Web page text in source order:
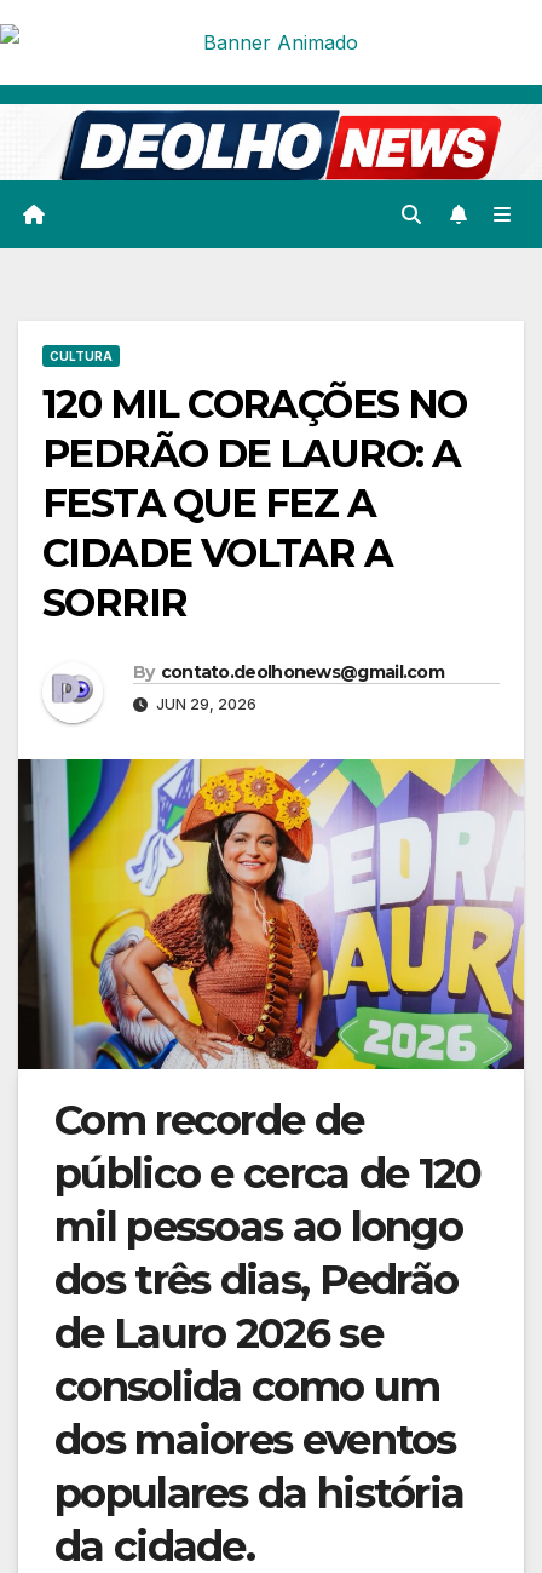
Skip
content
CULTURA
120 MIL CORAÇÕES NO
PEDRÃO DE LAURO: A
FESTA QUE FEZ A
CIDADE VOLTAR A
SORRIR
By contato.deolhonews@gmail.com
JUN 29, 2026
Com recorde de
público e cerca de 120
mil pessoas ao longo
dos três dias, Pedrão
de Lauro 2026 se
consolida como um
dos maiores eventos
populares da história
da cidade.